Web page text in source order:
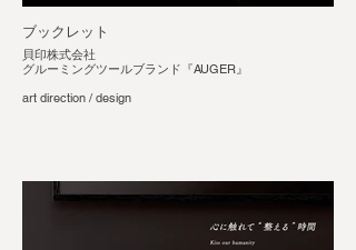
ブックレット
貝印株式会社
グルーミングツールブランド『AUGER』
art direction / design